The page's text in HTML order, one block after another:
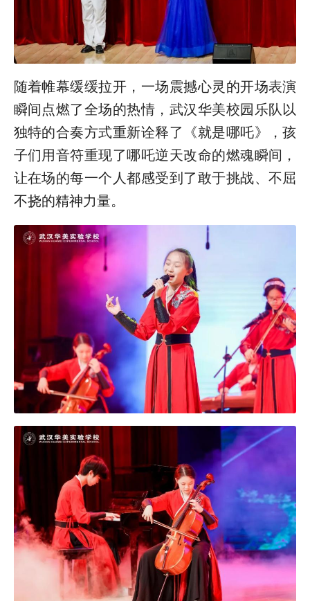
随着帷幕缓缓拉开，一场震撼心灵的开场表演
瞬间点燃了全场的热情，武汉华美校园乐队以
独特的合奏方式重新诠释了《就是哪吒》，孩
子们用音符重现了哪吒逆天改命的燃魂瞬间，
让在场的每一个人都感受到了敢于挑战、不屈
不挠的精神力量。